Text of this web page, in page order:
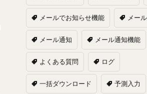
メールでお知らせ機能 メー
メール通知 メール通知機能
よくある質問 ログ
一括ダウンロード 予測入力